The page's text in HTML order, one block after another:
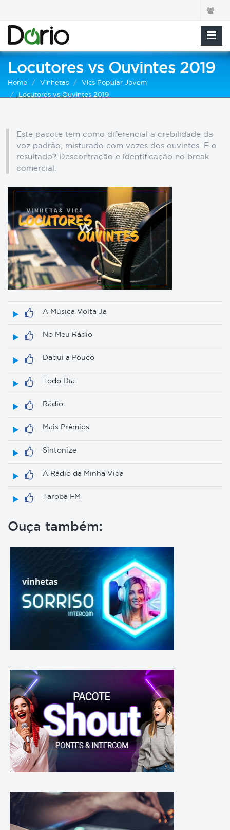
Locutores vs Ouvintes 2019
Home Vinhetas
Vics Popular Jovem
Locutores vs Ouvintes 2019
Este pacote tem como diferencial a crebilidade da
voz padrão, misturado com vozes dos ouvintes. E o
resultado? Descontração e identificação no break
comercial.
A Música Volta Já
No Meu Rádio
Daqui a Pouco
Todo Dia
Rádio
Mais Prêmios
Sintonize
A Rádio da Minha Vida
Tarobá FM
Ouça também: